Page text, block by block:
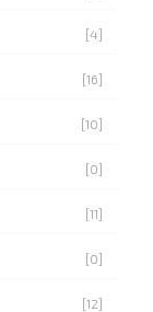
[4]
[16]
[10]
[0]
[11]
[0]
[12]